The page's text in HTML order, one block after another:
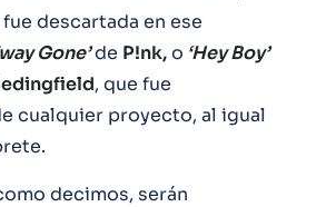
descartada en ese
Gone’de P!nk,o ‘Hey Boy’
, que fue
cualquier proyecto, al igual
decimos, serán